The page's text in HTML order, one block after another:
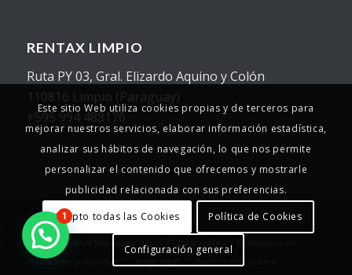
RENTAX LIMPIO
Ruta PY 03, Gral. Elizardo Aquino y Colón
110816 Limpio (Paraguay)
+595 994 488176
© Copyright - 2025 - Rentax
Desarrollo Web
Marketing digital
FF Informática y Comunicación
Política de privacidad
Política de Cookies
Este sitio Web utiliza cookies propias y de terceros para
mejorar nuestros servicios, elaborar información estadística,
analizar sus hábitos de navegación, lo que nos permite
personalizar el contenido que ofrecemos y mostrarle
publicidad relacionada con sus preferencias.
Acepto todas las Cookies Política de Cookies
Configuración general
1